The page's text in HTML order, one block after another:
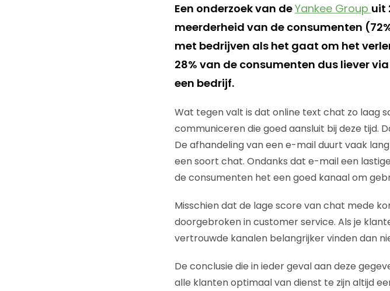
Een onderzoek van deYankee Group uit
meerderheid van de consumenten
met bedrijven als het gaat om het
28% van de consumenten dus liever
een bedrijf.
Wat tegen valt is dat online text chat zo laag
communiceren die goed aansluit bij deze tijd.
De afhandeling van een e-mail duurt vaak
een soort chat. Ondanks dat e-mail een
de consumenten het een goed kanaal om
Misschien dat de lage score van chat mede
doorgebroken in customer service. Als je
vertrouwde kanalen belangrijker vinden dan
De conclusie die in ieder geval aan deze
alle klanten optimaal van dienst te zijn altijd